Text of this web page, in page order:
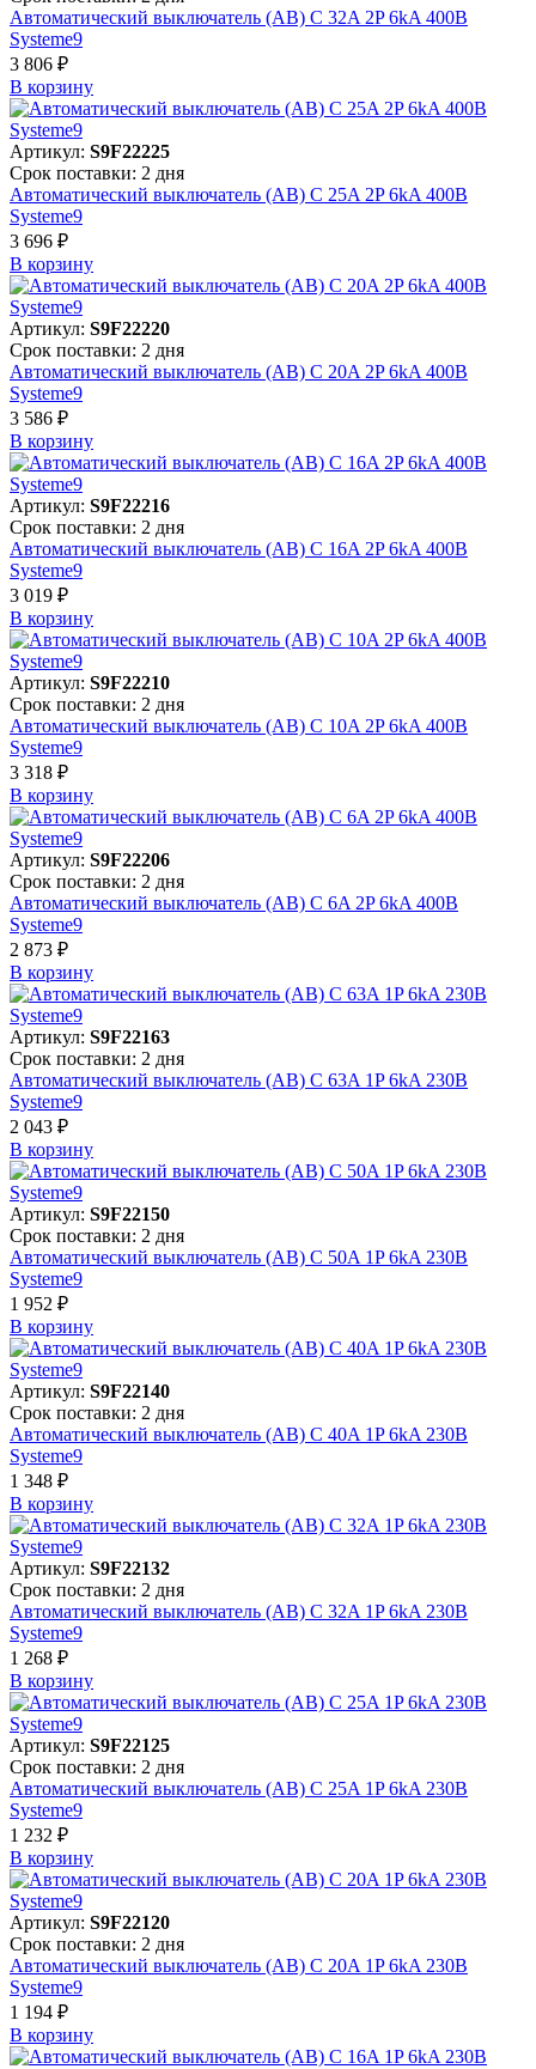
Автоматический выключатель (АВ) C 32A 2P 6kA 400В
Systeme9
3 806 ₽
В корзинy
Артикул: S9F22225
Срок поставки: 2 дня
Автоматический выключатель (АВ) C 25A 2P 6kA 400В
Systeme9
3 696 ₽
В корзинy
Артикул: S9F22220
Срок поставки: 2 дня
Автоматический выключатель (АВ) C 20A 2P 6kA 400В
Systeme9
3 586 ₽
В корзинy
Артикул: S9F22216
Срок поставки: 2 дня
Автоматический выключатель (АВ) C 16A 2P 6kA 400В
Systeme9
3 019 ₽
В корзинy
Артикул: S9F22210
Срок поставки: 2 дня
Автоматический выключатель (АВ) C 10A 2P 6kA 400В
Systeme9
3 318 ₽
В корзинy
Артикул: S9F22206
Срок поставки: 2 дня
Автоматический выключатель (АВ) C 6A 2P 6kA 400В
Systeme9
2 873 ₽
В корзинy
Артикул: S9F22163
Срок поставки: 2 дня
Автоматический выключатель (АВ) C 63A 1P 6kA 230В
Systeme9
2 043 ₽
В корзинy
Артикул: S9F22150
Срок поставки: 2 дня
Автоматический выключатель (АВ) C 50A 1P 6kA 230В
Systeme9
1 952 ₽
В корзинy
Артикул: S9F22140
Срок поставки: 2 дня
Автоматический выключатель (АВ) C 40A 1P 6kA 230В
Systeme9
1 348 ₽
В корзинy
Артикул: S9F22132
Срок поставки: 2 дня
Автоматический выключатель (АВ) C 32A 1P 6kA 230В
Systeme9
1 268 ₽
В корзинy
Артикул: S9F22125
Срок поставки: 2 дня
Автоматический выключатель (АВ) C 25A 1P 6kA 230В
Systeme9
1 232 ₽
В корзинy
Артикул: S9F22120
Срок поставки: 2 дня
Автоматический выключатель (АВ) C 20A 1P 6kA 230В
Systeme9
1 194 ₽
В корзинy